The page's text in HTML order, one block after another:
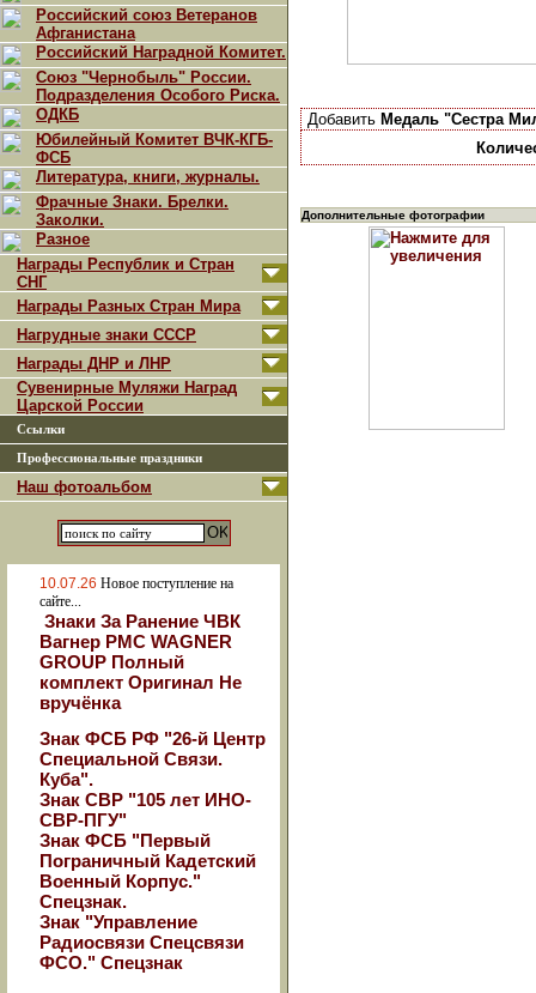
Российский союз Ветеранов
Афганистана
Российский Наградной Комитет.
Союз "Чернобыль" России.
Подразделения Особого Риска.
ОДКБ
Юбилейный Комитет ВЧК-КГБ-
ФСБ
Литература, книги, журналы.
Фрачные Знаки. Брелки.
Заколки.
Разное
Награды Республик и Стран
СНГ
Награды Разных Стран Мира
Нагрудные знаки СССР
Награды ДНР и ЛНР
Сувенирные Муляжи Наград
Царской России
Ссылки
Профессиональные праздники
Наш фотоальбом
10.07.26 Новое поступление на
сайте...
Знаки За Ранение ЧВК
Вагнер РМС WAGNER
GROUP Полный
комплект Оригинал Не
вручёнка
Знак ФСБ РФ "26-й Центр
Специальной Связи.
Куба".
Знак СВР "105 лет ИНО-
СВР-ПГУ"
Знак ФСБ "Первый
Пограничный Кадетский
Военный Корпус."
Спецзнак.
Знак "Управление
Радиосвязи Спецсвязи
ФСО." Спецзнак
Добавить Медаль "Сестра
Дополнительные фотографии